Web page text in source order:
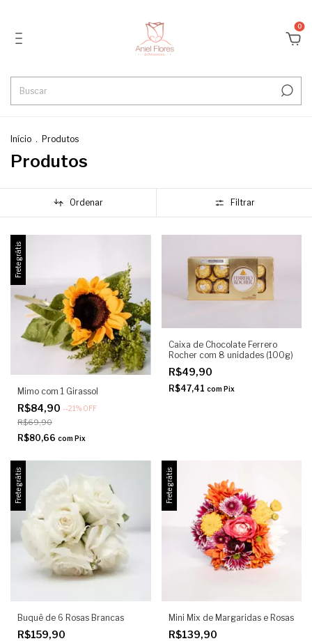
0
Início . Produtos
Produtos
Ordenar Filtrar
Frete grátis
Mimo com 1 Girassol
R$84,90 --21% OFF
R$69,90
R$80,66 com Pix
Caixa de Chocolate Ferrero
Rocher com 8 unidades (100g)
R$49,90
R$47,41 com Pix
Frete grátis
Buquê de 6 Rosas Brancas
R$159,90
Frete grátis
Mini Mix de Margaridas e Rosas
R$139,90